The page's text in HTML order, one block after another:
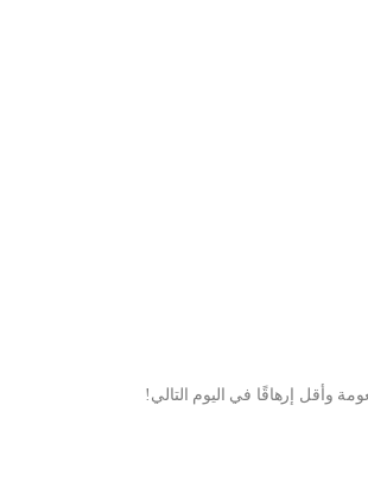
وأقل إرهاقًا في اليوم التالي!